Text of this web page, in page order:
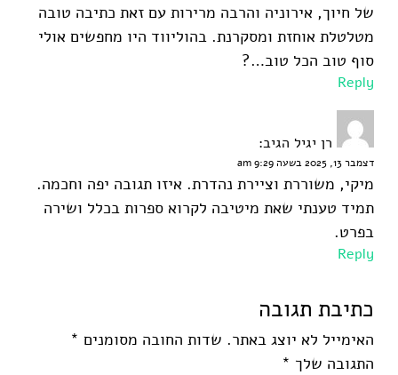
של חיוך, אירוניה והרבה מרירות עם זאת כתיבה טובה
מטלטלת אוחזת ומסקרנת. בהוליווד היו מחפשים אולי
סוף טוב הכל טוב…?
Reply
רן יגיל הגיב:
דצמבר 13, 2025 בשעה 9:29 am
מיקי, משוררת וציירת נהדרת. איזו תגובה יפה וחכמה.
תמיד טענתי שאת מיטיבה לקרוא ספרות בכלל ושירה
בפרט.
Reply
כתיבת תגובה
האימייל לא יוצג באתר. שדות החובה מסומנים *
התגובה שלך *